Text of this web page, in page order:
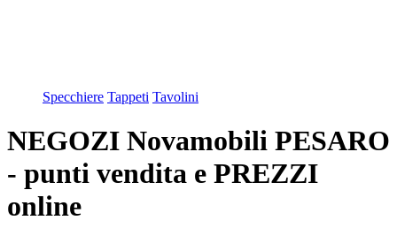
Specchiere Tappeti Tavolini
NEGOZI Novamobili PESARO
- punti vendita e PREZZI
online